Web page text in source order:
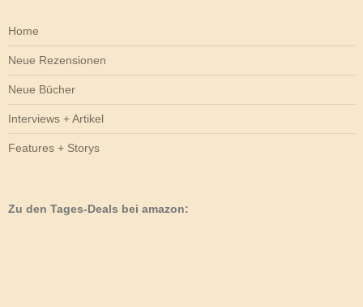
Home
Neue Rezensionen
Neue Bücher
Interviews + Artikel
Features + Storys
Zu den Tages-Deals bei amazon: